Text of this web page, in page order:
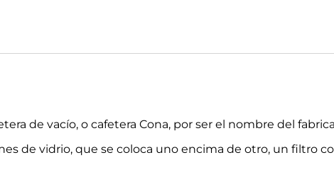
de vacío, o cafetera Cona, por ser el nombre del
de vidrio, que se coloca uno encima de otro, un filtro